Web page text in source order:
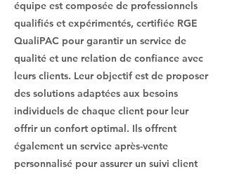
équipe est composée de professionnels
qualifiés et expérimentés, certifiée RGE
QualiPAC pour garantir un service de
qualité et une relation de confiance avec
leurs clients. Leur objectif est de proposer
des solutions adaptées aux besoins
individuels de chaque client pour leur
offrir un confort optimal. Ils offrent
également un service après-vente
personnalisé pour assurer un suivi client